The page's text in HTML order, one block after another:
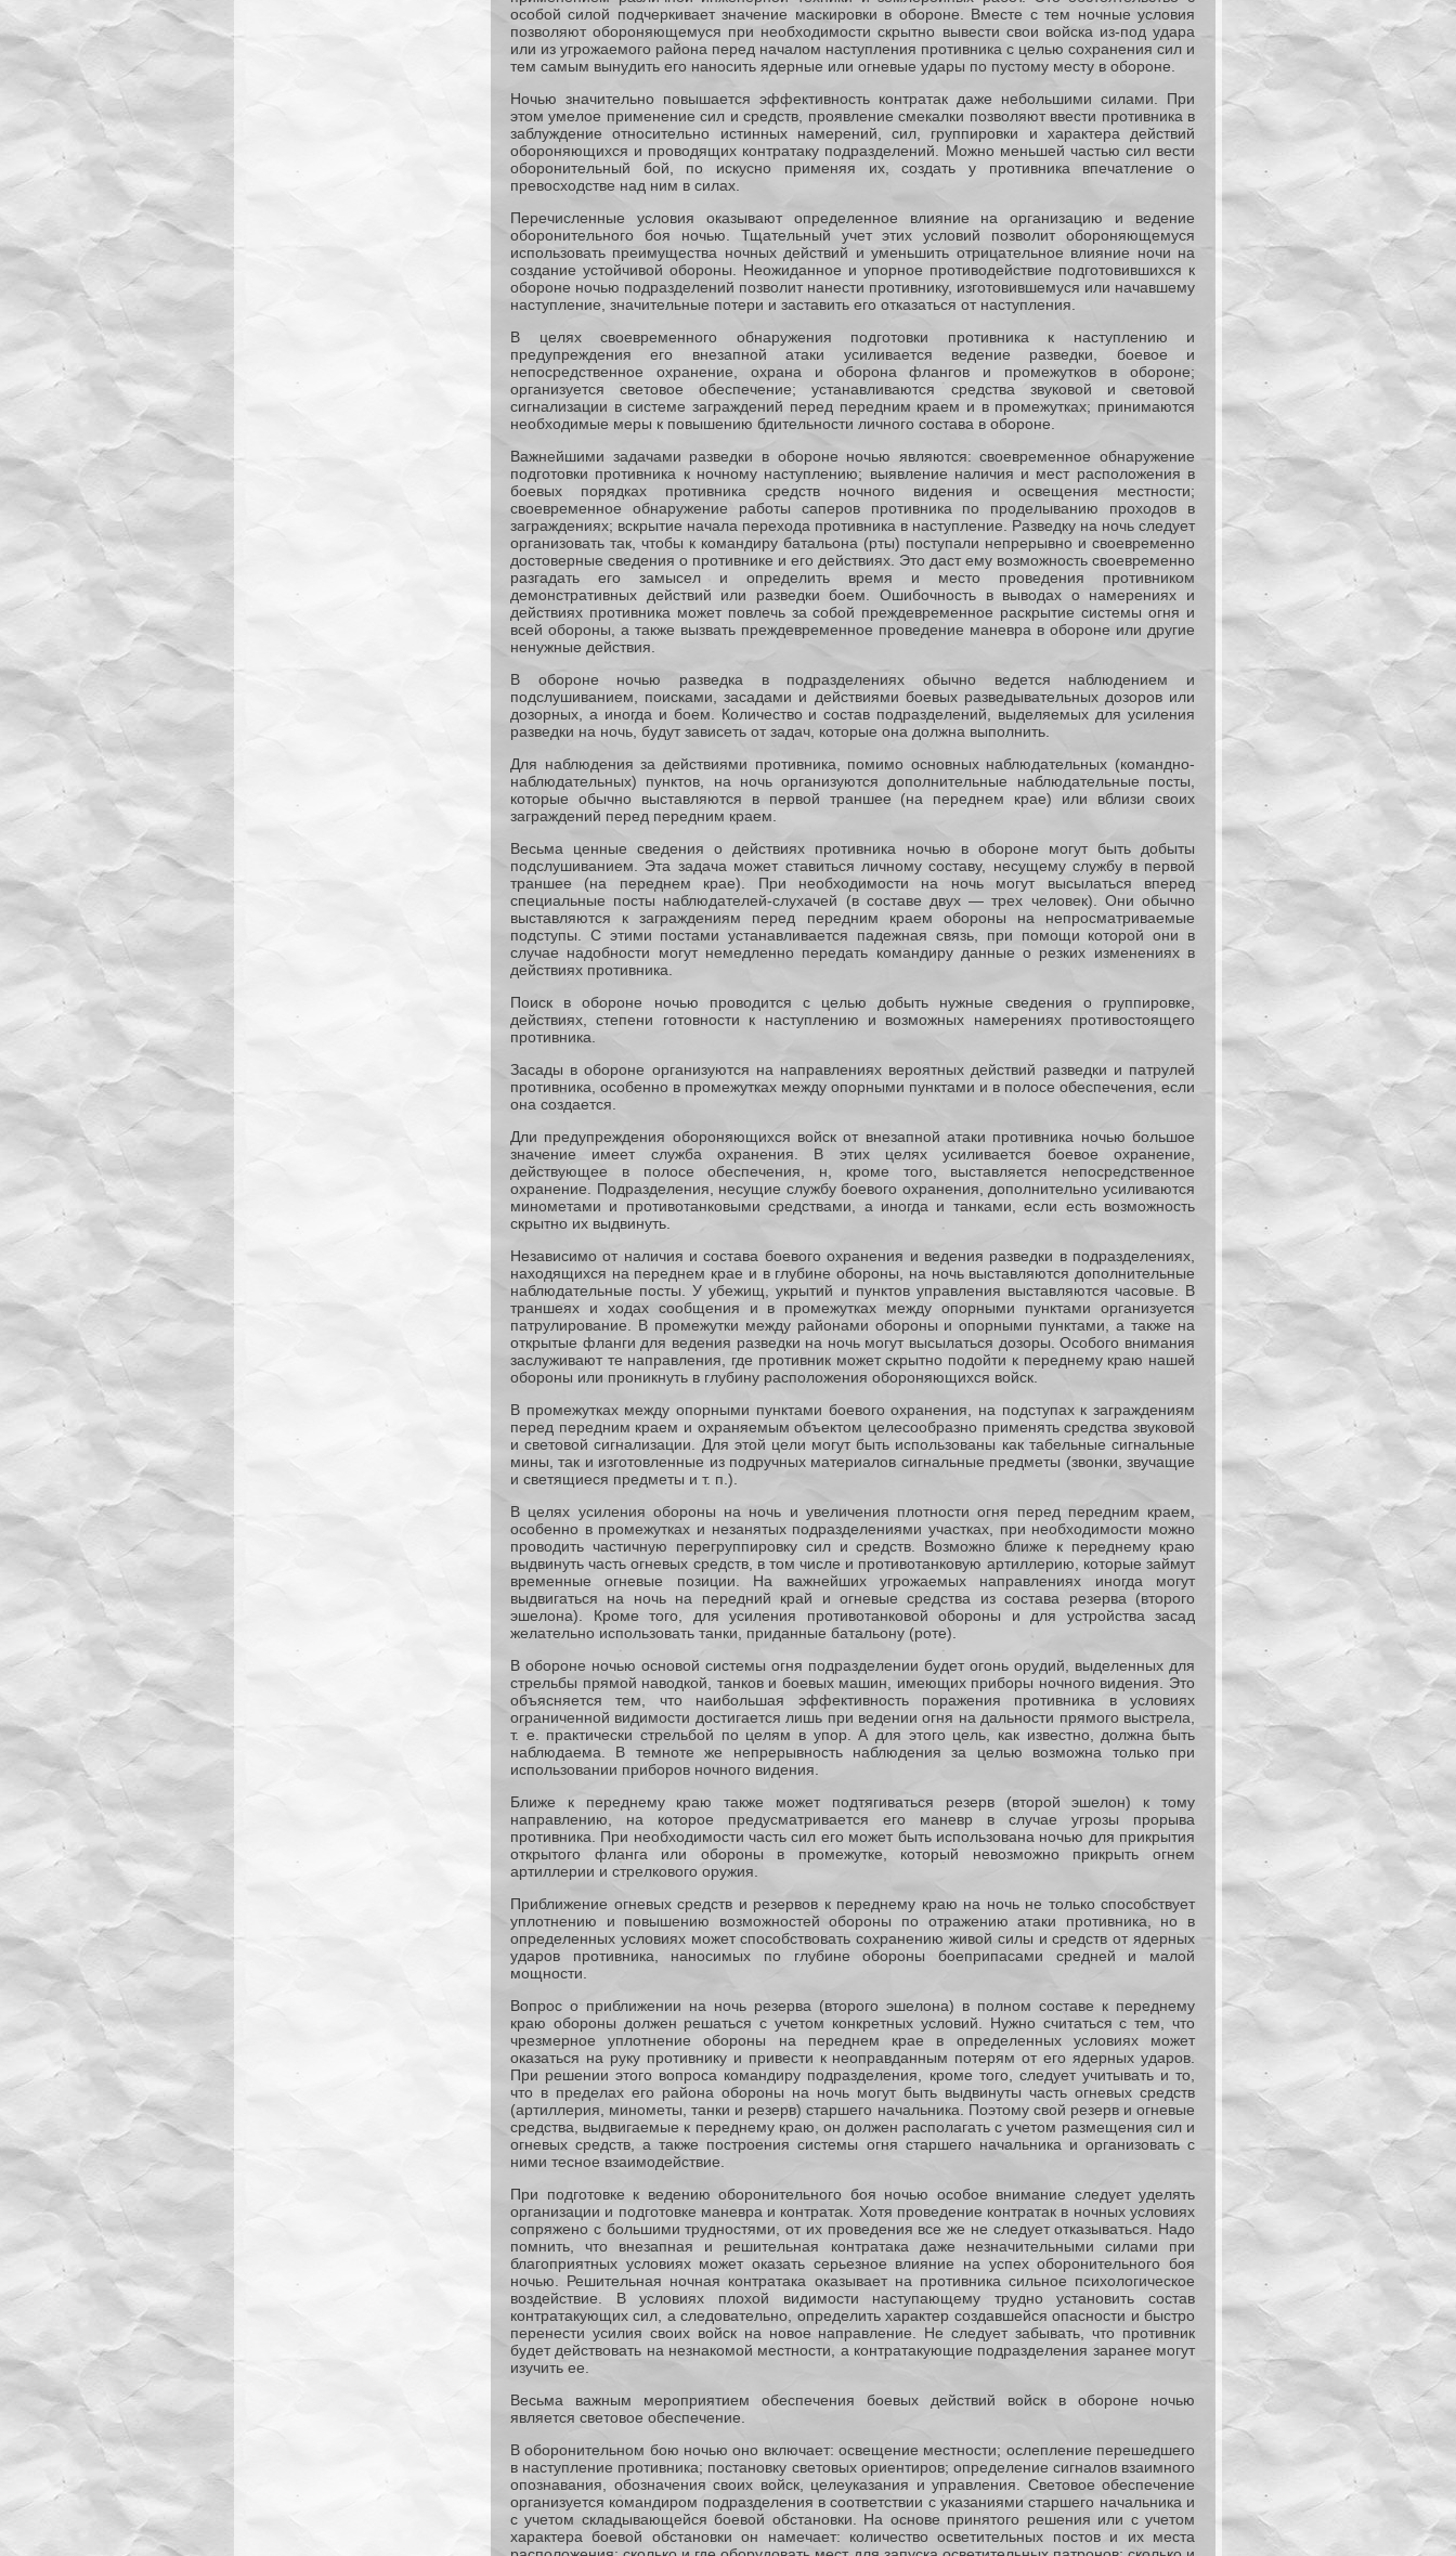
особой силой подчеркивает значение маскировки в обороне. Вместе с тем ночные условия
позволяют обороняющемуся при необходимости скрытно вывести свои войска из-под удара
или из угрожаемого района перед началом наступления противника с целью сохранения сил и
тем самым вынудить его наносить ядерные или огневые удары по пустому месту в обороне.
Ночью значительно повышается эффективность контратак даже небольшими силами. При
этом умелое применение сил и средств, проявление смекалки позволяют ввести противника в
заблуждение относительно истинных намерений, сил, группировки и характера действий
обороняющихся и проводящих контратаку подразделений. Можно меньшей частью сил вести
оборонительный бой, по искусно применяя их, создать у противника впечатление о
превосходстве над ним в силах.
Перечисленные условия оказывают определенное влияние на организацию и ведение
оборонительного боя ночью. Тщательный учет этих условий позволит обороняющемуся
использовать преимущества ночных действий и уменьшить отрицательное влияние ночи на
создание устойчивой обороны. Неожиданное и упорное противодействие подготовившихся к
обороне ночью подразделений позволит нанести противнику, изготовившемуся или начавшему
наступление, значительные потери и заставить его отказаться от наступления.
В целях своевременного обнаружения подготовки противника к наступлению и
предупреждения его внезапной атаки усиливается ведение разведки, боевое и
непосредственное охранение, охрана и оборона флангов и промежутков в обороне;
организуется световое обеспечение; устанавливаются средства звуковой и световой
сигнализации в системе заграждений перед передним краем и в промежутках; принимаются
необходимые меры к повышению бдительности личного состава в обороне.
Важнейшими задачами разведки в обороне ночью являются: своевременное обнаружение
подготовки противника к ночному наступлению; выявление наличия и мест расположения в
боевых порядках противника средств ночного видения и освещения местности;
своевременное обнаружение работы саперов противника по проделыванию проходов в
заграждениях; вскрытие начала перехода противника в наступление. Разведку на ночь следует
организовать так, чтобы к командиру батальона (рты) поступали непрерывно и своевременно
достоверные сведения о противнике и его действиях. Это даст ему возможность своевременно
разгадать его замысел и определить время и место проведения противником
демонстративных действий или разведки боем. Ошибочность в выводах о намерениях и
действиях противника может повлечь за собой преждевременное раскрытие системы огня и
всей обороны, а также вызвать преждевременное проведение маневра в обороне или другие
ненужные действия.
В обороне ночью разведка в подразделениях обычно ведется наблюдением и
подслушиванием, поисками, засадами и действиями боевых разведывательных дозоров или
дозорных, а иногда и боем. Количество и состав подразделений, выделяемых для усиления
разведки на ночь, будут зависеть от задач, которые она должна выполнить.
Для наблюдения за действиями противника, помимо основных наблюдательных (командно-
наблюдательных) пунктов, на ночь организуются дополнительные наблюдательные посты,
которые обычно выставляются в первой траншее (на переднем крае) или вблизи своих
заграждений перед передним краем.
Весьма ценные сведения о действиях противника ночью в обороне могут быть добыты
подслушиванием. Эта задача может ставиться личному составу, несущему службу в первой
траншее (на переднем крае). При необходимости на ночь могут высылаться вперед
специальные посты наблюдателей-слухачей (в составе двух — трех человек). Они обычно
выставляются к заграждениям перед передним краем обороны на непросматриваемые
подступы. С этими постами устанавливается падежная связь, при помощи которой они в
случае надобности могут немедленно передать командиру данные о резких изменениях в
действиях противника.
Поиск в обороне ночью проводится с целью добыть нужные сведения о группировке,
действиях, степени готовности к наступлению и возможных намерениях противостоящего
противника.
Засады в обороне организуются на направлениях вероятных действий разведки и патрулей
противника, особенно в промежутках между опорными пунктами и в полосе обеспечения, если
она создается.
Дли предупреждения обороняющихся войск от внезапной атаки противника ночью большое
значение имеет служба охранения. В этих целях усиливается боевое охранение,
действующее в полосе обеспечения, н, кроме того, выставляется непосредственное
охранение. Подразделения, несущие службу боевого охранения, дополнительно усиливаются
минометами и противотанковыми средствами, а иногда и танками, если есть возможность
скрытно их выдвинуть.
Независимо от наличия и состава боевого охранения и ведения разведки в подразделениях,
находящихся на переднем крае и в глубине обороны, на ночь выставляются дополнительные
наблюдательные посты. У убежищ, укрытий и пунктов управления выставляются часовые. В
траншеях и ходах сообщения и в промежутках между опорными пунктами организуется
патрулирование. В промежутки между районами обороны и опорными пунктами, а также на
открытые фланги для ведения разведки на ночь могут высылаться дозоры. Особого внимания
заслуживают те направления, где противник может скрытно подойти к переднему краю нашей
обороны или проникнуть в глубину расположения обороняющихся войск.
В промежутках между опорными пунктами боевого охранения, на подступах к заграждениям
перед передним краем и охраняемым объектом целесообразно применять средства звуковой
и световой сигнализации. Для этой цели могут быть использованы как табельные сигнальные
мины, так и изготовленные из подручных материалов сигнальные предметы (звонки, звучащие
и светящиеся предметы и т. п.).
В целях усиления обороны на ночь и увеличения плотности огня перед передним краем,
особенно в промежутках и незанятых подразделениями участках, при необходимости можно
проводить частичную перегруппировку сил и средств. Возможно ближе к переднему краю
выдвинуть часть огневых средств, в том числе и противотанковую артиллерию, которые займут
временные огневые позиции. На важнейших угрожаемых направлениях иногда могут
выдвигаться на ночь на передний край и огневые средства из состава резерва (второго
эшелона). Кроме того, для усиления противотанковой обороны и для устройства засад
желательно использовать танки, приданные батальону (роте).
В обороне ночью основой системы огня подразделении будет огонь орудий, выделенных для
стрельбы прямой наводкой, танков и боевых машин, имеющих приборы ночного видения. Это
объясняется тем, что наибольшая эффективность поражения противника в условиях
ограниченной видимости достигается лишь при ведении огня на дальности прямого выстрела,
т. е. практически стрельбой по целям в упор. А для этого цель, как известно, должна быть
наблюдаема. В темноте же непрерывность наблюдения за целью возможна только при
использовании приборов ночного видения.
Ближе к переднему краю также может подтягиваться резерв (второй эшелон) к тому
направлению, на которое предусматривается его маневр в случае угрозы прорыва
противника. При необходимости часть сил его может быть использована ночью для прикрытия
открытого фланга или обороны в промежутке, который невозможно прикрыть огнем
артиллерии и стрелкового оружия.
Приближение огневых средств и резервов к переднему краю на ночь не только способствует
уплотнению и повышению возможностей обороны по отражению атаки противника, но в
определенных условиях может способствовать сохранению живой силы и средств от ядерных
ударов противника, наносимых по глубине обороны боеприпасами средней и малой
мощности.
Вопрос о приближении на ночь резерва (второго эшелона) в полном составе к переднему
краю обороны должен решаться с учетом конкретных условий. Нужно считаться с тем, что
чрезмерное уплотнение обороны на переднем крае в определенных условиях может
оказаться на руку противнику и привести к неоправданным потерям от его ядерных ударов.
При решении этого вопроса командиру подразделения, кроме того, следует учитывать и то,
что в пределах его района обороны на ночь могут быть выдвинуты часть огневых средств
(артиллерия, минометы, танки и резерв) старшего начальника. Поэтому свой резерв и огневые
средства, выдвигаемые к переднему краю, он должен располагать с учетом размещения сил и
огневых средств, а также построения системы огня старшего начальника и организовать с
ними тесное взаимодействие.
При подготовке к ведению оборонительного боя ночью особое внимание следует уделять
организации и подготовке маневра и контратак. Хотя проведение контратак в ночных условиях
сопряжено с большими трудностями, от их проведения все же не следует отказываться. Надо
помнить, что внезапная и решительная контратака даже незначительными силами при
благоприятных условиях может оказать серьезное влияние на успех оборонительного боя
ночью. Решительная ночная контратака оказывает на противника сильное психологическое
воздействие. В условиях плохой видимости наступающему трудно установить состав
контратакующих сил, а следовательно, определить характер создавшейся опасности и быстро
перенести усилия своих войск на новое направление. Не следует забывать, что противник
будет действовать на незнакомой местности, а контратакующие подразделения заранее могут
изучить ее.
Весьма важным мероприятием обеспечения боевых действий войск в обороне ночью
является световое обеспечение.
В оборонительном бою ночью оно включает: освещение местности; ослепление перешедшего
в наступление противника; постановку световых ориентиров; определение сигналов взаимного
опознавания, обозначения своих войск, целеуказания и управления. Световое обеспечение
организуется командиром подразделения в соответствии с указаниями старшего начальника и
с учетом складывающейся боевой обстановки. На основе принятого решения или с учетом
характера боевой обстановки он намечает: количество осветительных постов и их места